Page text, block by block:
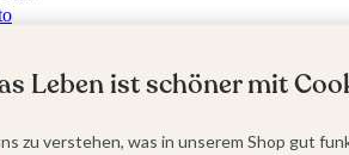
Leben ist schöner mit
zu verstehen, was in unserem Shop gut